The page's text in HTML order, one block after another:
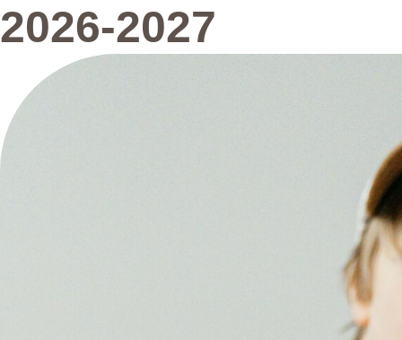
2026-2027